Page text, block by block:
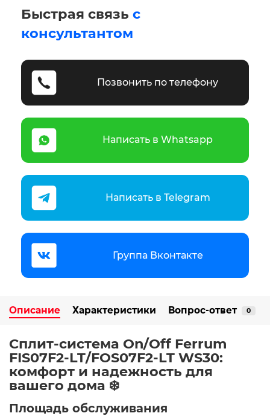
Быстрая связь с
консультантом
Позвонить по телефону
Написать в Whatsapp
Написать в Telegram
Группа Вконтакте
Описание Характеристики Вопрос-ответ 0
Сплит-система On/Off Ferrum
FIS07F2-LT/FOS07F2-LT WS30:
комфорт и надежность для
вашего дома ❄️
Площадь обслуживания